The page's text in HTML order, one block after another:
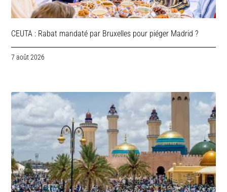
CEUTA : Rabat mandaté par Bruxelles pour piéger Madrid ?
7 août 2026